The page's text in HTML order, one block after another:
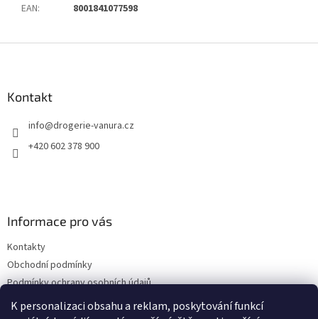
K personalizaci obsahu a reklam, poskytování funkcí
EAN: 8001841077598
Kontakt
info@drogerie-vanura.cz
+420 602 378 900
Informace pro vás
Kontakty
Obchodní podmínky
Podmínky ochrany osobních údajů
Dodací a platební podmínky